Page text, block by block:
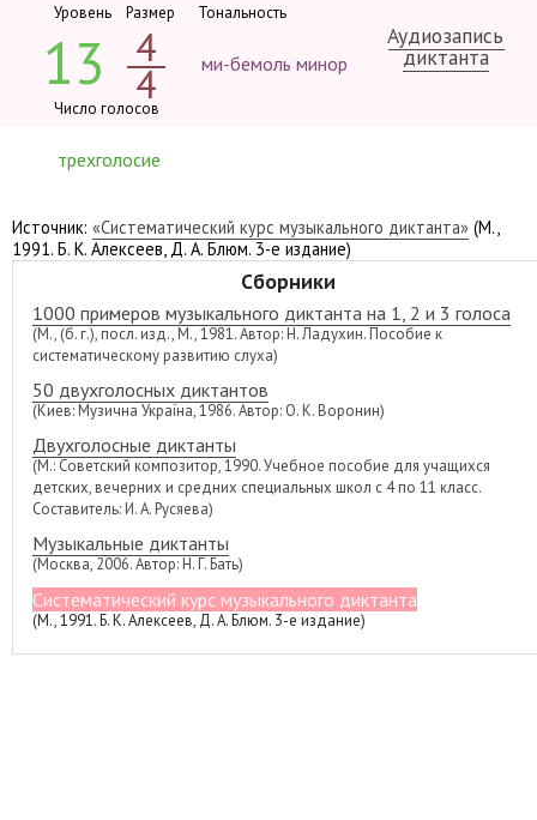
Уровень
13
Размер
4
4
Тональность
ми-бемоль минор
Число голосов
трехголосие
Источник: «Систематический курс музыкального диктанта» (М.,
1991. Б. К. Алексеев, Д. А. Блюм. 3-е издание)
Аудиозапись
диктанта
Сборники
1000 примеров музыкального диктанта на 1, 2 и 3 голоса
(М., (б. г.), посл. изд., М., 1981. Автор: Н. Ладухин. Пособие к
систематическому развитию слуха)
50 двухголосных диктантов
(Киев: Музична Україна, 1986. Автор: О. К. Воронин)
Двухголосные диктанты
(М.: Советский композитор, 1990. Учебное пособие для учащихся
детских, вечерних и средних специальных школ с 4 по 11 класс.
Составитель: И. А. Русяева)
Музыкальные диктанты
(Москва, 2006. Автор: Н. Г. Бать)
Систематический курс музыкального диктанта
(М., 1991. Б. К. Алексеев, Д. А. Блюм. 3-е издание)